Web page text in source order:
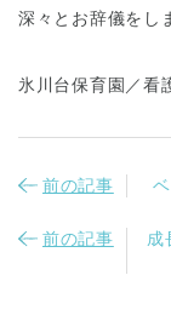
深々とお辞儀をし
氷川台保育園／
前の記事
前の記事
成